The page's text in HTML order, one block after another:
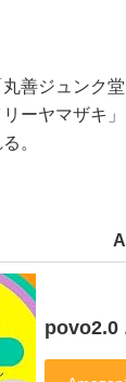
善ジュンク
ーヤマザキ
。
povo2.0